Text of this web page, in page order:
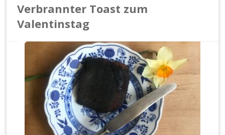
Verbrannter Toast zum
Valentinstag